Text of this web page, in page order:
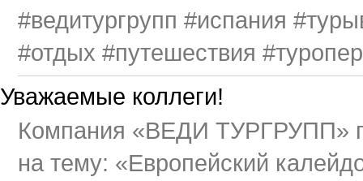
#ведитургрупп #испания
#отдых #путешествия
Уважаемые коллеги!
Компания «ВЕДИ ТУРГРУПП»
на тему: «Европейский